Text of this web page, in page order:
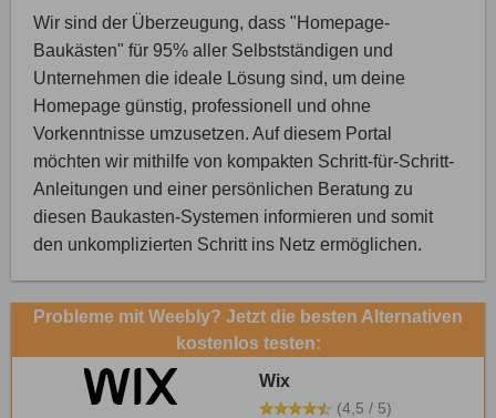
Wir sind der Überzeugung, dass "Homepage-
Baukästen" für 95% aller Selbstständigen und
Unternehmen die ideale Lösung sind, um deine
Homepage günstig, professionell und ohne
Vorkenntnisse umzusetzen. Auf diesem Portal
möchten wir mithilfe von kompakten Schritt-für-Schritt-
Anleitungen und einer persönlichen Beratung zu
diesen Baukasten-Systemen informieren und somit
den unkomplizierten Schritt ins Netz ermöglichen.
Probleme mit Weebly? Jetzt die besten Alternativen
kostenlos testen:
Wix
(4,5 / 5)